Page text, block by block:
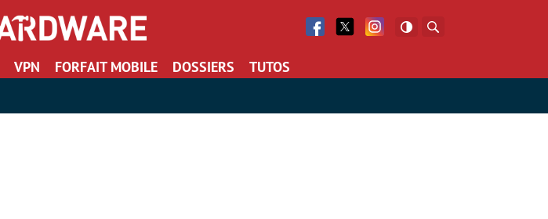
Facebook
Twitter Facebook
VPN FORFAIT MOBILE DOSSIERS TUTOS